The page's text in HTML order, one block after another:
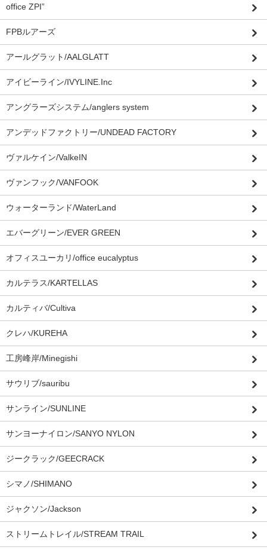
office ZPI”
FPBルアーズ
アールグラット/AALGLATT
アイビーライン/IVYLINE.Inc
アングラーズシステム/anglers system
アンデッドファクトリー/UNDEAD FACTORY
ヴァルケイン/ValkeIN
ヴァンフック/VANFOOK
ウォーターランド/WaterLand
エバーグリーン/EVER GREEN
オフィスユーカリ/office eucalyptus
カルテラス/KARTELLAS
カルティバ/Cultiva
クレハ/KUREHA
工房峰岸/Minegishi
サウリブ/sauribu
サンライン/SUNLINE
サンヨーナイロン/SANYO NYLON
ジークラック/GEECRACK
シマノ/SHIMANO
ジャクソン/Jackson
ストリームトレイル/STREAM TRAIL